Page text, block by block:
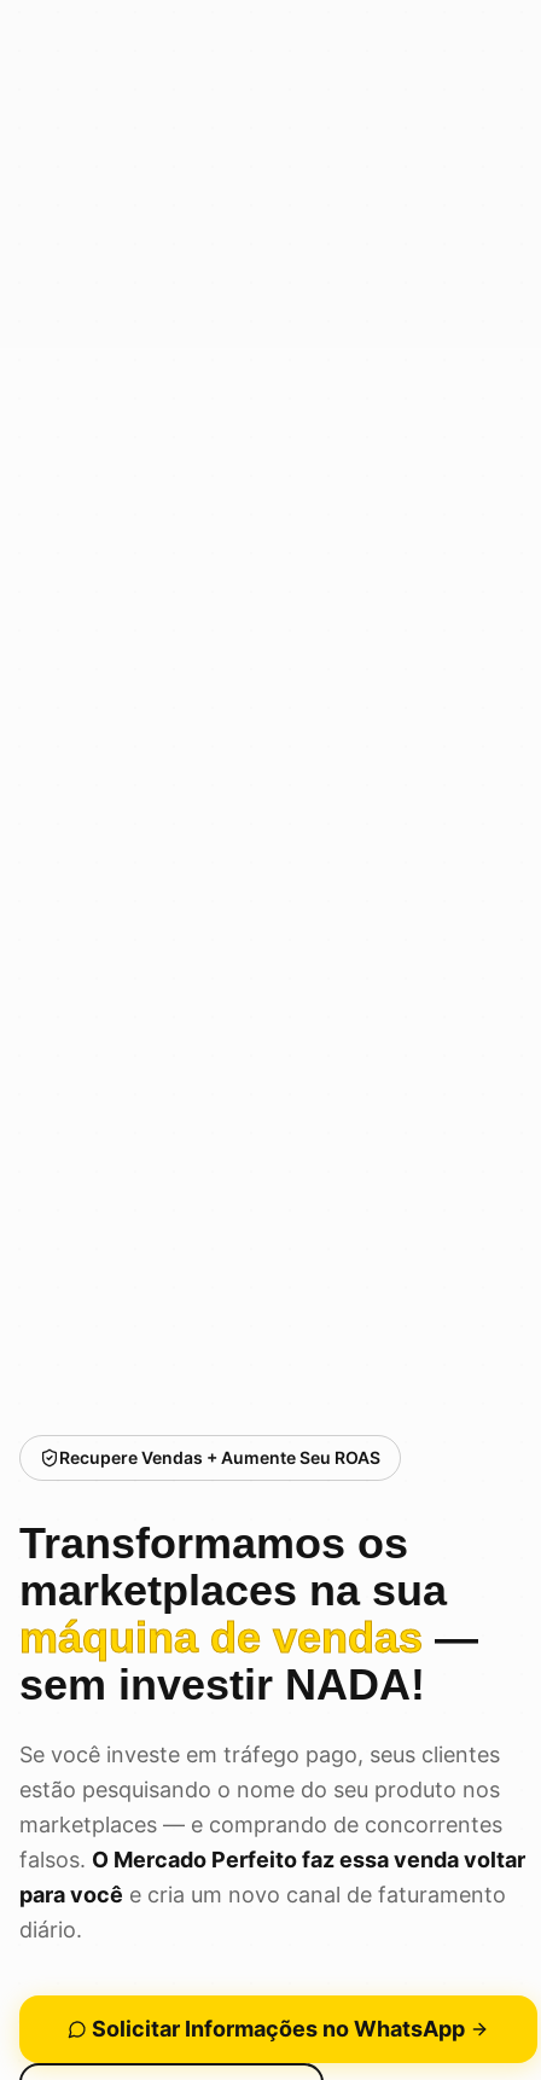
Recupere Vendas + Aumente Seu ROAS
Transformamos os
marketplaces na sua
máquina de vendas —
sem investir NADA!
Se você investe em tráfego pago, seus clientes
estão pesquisando o nome do seu produto nos
marketplaces — e comprando de concorrentes
falsos. O Mercado Perfeito faz essa venda voltar
para você e cria um novo canal de faturamento
diário.
Solicitar Informações no WhatsApp